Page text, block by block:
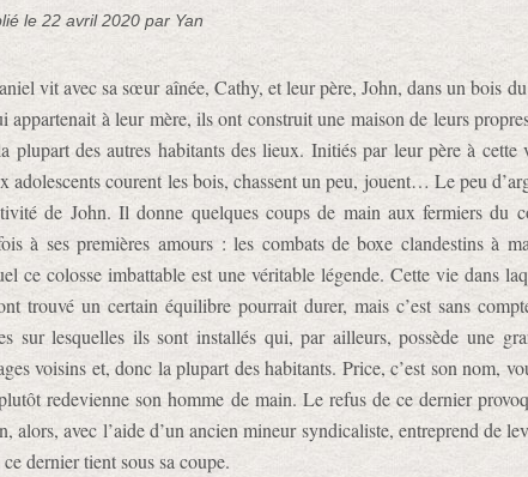
le 22 avril 2020 par Yan
vit avec sa sœur aînée, Cathy, et leur père, John, dans un bois
appartenait à leur mère, ils ont construit une maison de leurs
plupart des autres habitants des lieux. Initiés par leur père à cette
adolescents courent les bois, chassent un peu, jouent… Le peu
de John. Il donne quelques coups de main aux fermiers du
à ses premières amours : les combats de boxe clandestins à
ce colosse imbattable est une véritable légende. Cette vie dans
trouvé un certain équilibre pourrait durer, mais c’est sans
sur lesquelles ils sont installés qui, par ailleurs, possède une
voisins et, donc la plupart des habitants. Price, c’est son nom,
redevienne son homme de main. Le refus de ce dernier
alors, avec l’aide d’un ancien mineur syndicaliste, entreprend de
dernier tient sous sa coupe.